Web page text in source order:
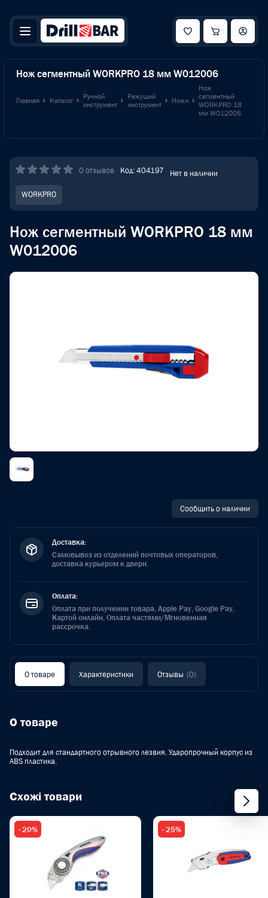
Нож сегментный WORKPRO 18 мм W012006
Главная Каталог
Ручной
инструмент
Режущий
инструмент
Ножи
Нож
сегментный
WORKPRO 18
мм W012006
0 отзывов Код: 404197 Нет в наличии
WORKPRO
Нож сегментный WORKPRO 18 мм
W012006
Сообщить о наличии
Доставка:
Самовывоз из отделений почтовых операторов,
доставка курьером к двери.
Оплата:
Оплата при получении товара, Apple Pay, Google Pay,
Картой онлайн, Оплата частями/Мгновенная
рассрочка.
О товаре Характеристики Отзывы (0)
О товаре
Подходит для стандартного отрывного лезвия. Ударопрочный корпус из
ABS пластика.
Схожі товари
- 20% - 25%